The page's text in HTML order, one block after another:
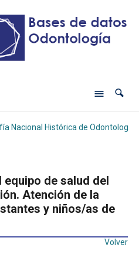
Nacional Histórica de Odontología
de salud del
Atención de la
y niños/as de
Volver